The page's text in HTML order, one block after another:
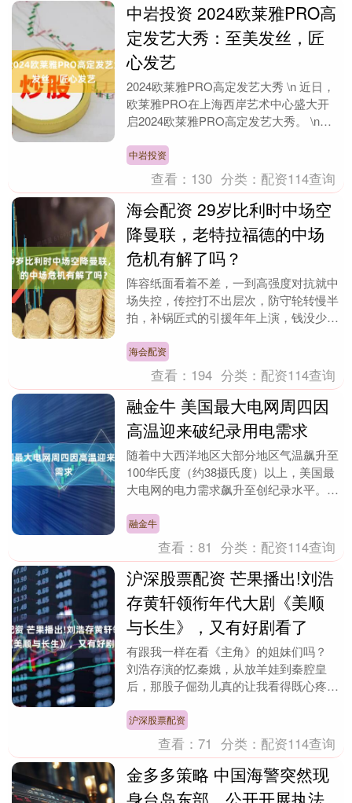
中岩投资 2024欧莱雅PRO高
定发艺大秀：至美发丝，匠
心发艺
2024欧莱雅PRO高定发艺大秀 \n 近日，
欧莱雅PRO在上海西岸艺术中心盛大开
启2024欧莱雅PRO高定发艺大秀。 \n
中岩投资
查看： 130 分类： 配资114查询
海会配资 29岁比利时中场空
降曼联，老特拉福德的中场
危机有解了吗？
阵容纸面看着不差，一到高强度对抗就中
场失控，传控打不出层次，防守轮转慢半
拍，补锅匠式的引援年年上演，钱没少
的名字正式敲定、从....
海会配资
查看： 194 分类： 配资114查询
融金牛 美国最大电网周四因
高温迎来破纪录用电需求
随着中大西洋地区大部分地区气温飙升至
100华氏度（约38摄氏度）以上，美国最
大电网的电力需求飙升至创纪录水平。
融金牛
查看：81 分类： 配资114查询
沪深股票配资 芒果播出!刘浩
存黄轩领衔年代大剧《美顺
与长生》，又有好剧看了
有跟我一样在看《主角》的姐妹们吗？
刘浩存演的忆秦娥，从放羊娃到秦腔皇
后，那股子倔劲儿真的让我看得既心疼又
古了一下她，发现她....
沪深股票配资
查看：71 分类： 配资114查询
金多多策略 中国海警突然现